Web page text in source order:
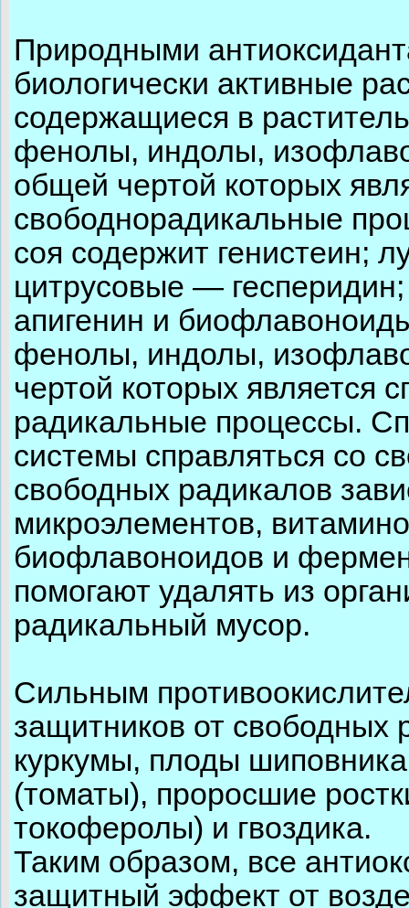
Природными
биологически активные
содержащиеся в
фенолы, индолы,
общей чертой которых
свободнорадикальные
соя содержит генистеин;
цитрусовые —
апигенин и
фенолы, индолы,
чертой которых является
радикальные процессы.
системы справляться со
свободных радикалов
микроэлементов,
биофлавоноидов и
помогают удалять из
радикальный мусор.
Сильным
защитников от свободных
куркумы, плоды
(томаты), проросшие
токоферолы) и гвоздика.
Таким образом, все
защитный эффект от